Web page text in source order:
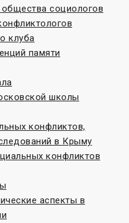
социологов
клуба
памяти
школы
конфликтов,
в Крыму
конфликтов
аспекты в